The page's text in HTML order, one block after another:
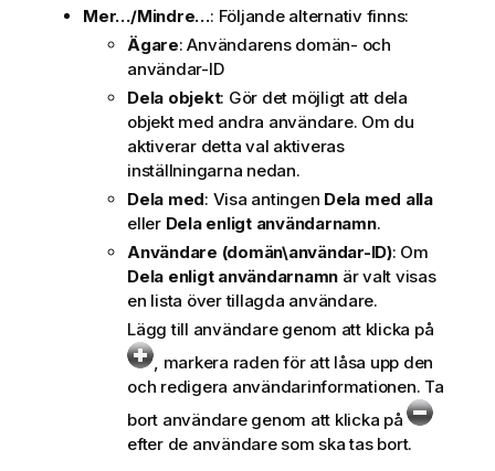
Mer…/Mindre…: Följande alternativ finns:
Ägare: Användarens domän- och
användar-ID
Dela objekt: Gör det möjligt att dela
objekt med andra användare. Om du
aktiverar detta val aktiveras
inställningarna nedan.
Dela med: Visa antingen Dela med alla
eller Dela enligt användarnamn.
Användare (domän\användar-ID): Om
Dela enligt användarnamn är valt visas
en lista över tillagda användare.
Lägg till användare genom att klicka på
, markera raden för att låsa upp den
och redigera användarinformationen. Ta
bort användare genom att klicka på
efter de användare som ska tas bort.